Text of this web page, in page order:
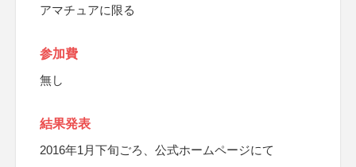
アマチュアに限る
参加費
無し
結果発表
2016年1月下旬ごろ、公式ホームページにて